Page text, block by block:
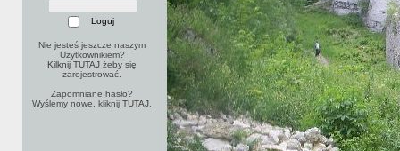
Nie jesteś jeszcze naszym
Użytkownikiem?
Kilknij TUTAJ żeby się
zarejestrować.
Zapomniane hasło?
Wyślemy nowe, kliknijTUTAJ